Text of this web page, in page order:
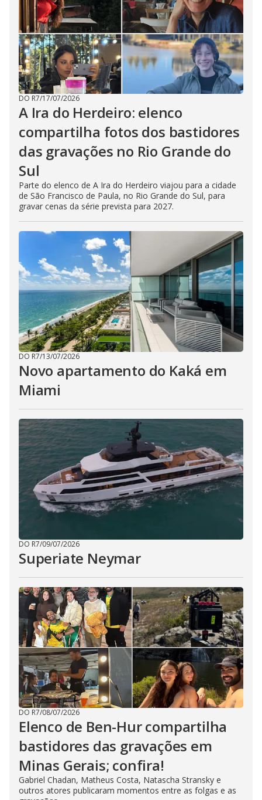
DO R7/17/07/2026
A Ira do Herdeiro: elenco
compartilha fotos dos bastidores
das gravações no Rio Grande do
Sul
Parte do elenco de A Ira do Herdeiro viajou para a cidade
de São Francisco de Paula, no Rio Grande do Sul, para
gravar cenas da série prevista para 2027.
DO R7/13/07/2026
Novo apartamento do Kaká em
Miami
DO R7/09/07/2026
Superiate Neymar
DO R7/08/07/2026
Elenco de Ben-Hur compartilha
bastidores das gravações em
Minas Gerais; confira!
Gabriel Chadan, Matheus Costa, Natascha Stransky e
outros atores publicaram momentos entre as folgas e as